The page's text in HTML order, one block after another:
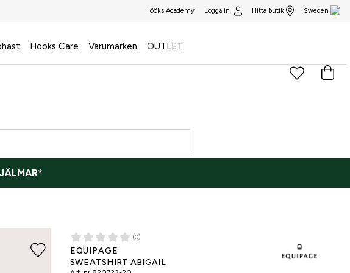
Hööks Academy Logga in Hitta butik Sweden
Hööks Care Varumärken OUTLET
ONLINE ONLY (0)
EQUIPAGE
SWEATSHIRT ABIGAIL